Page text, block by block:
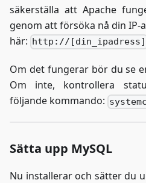
säkerställa att Apache
genom att försöka nå din IP-
här: http://[din_ipadress]
Om det fungerar bör du se
Om inte, kontrollera
följande kommando:
Sätta upp MySQL
Nu installerar och sätter du